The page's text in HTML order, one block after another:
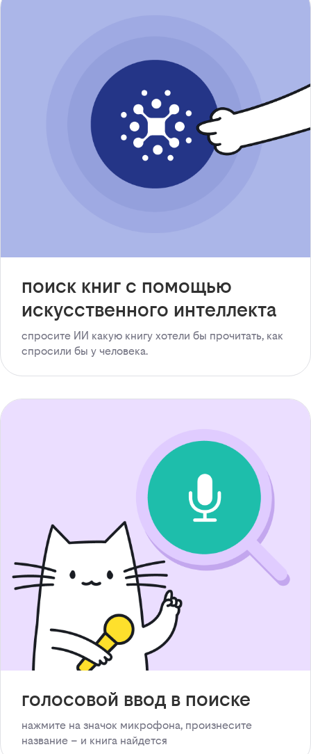
поиск книг с помощью
искусственного интеллекта
спросите ИИ какую книгу хотели бы прочитать, как
спросили бы у человека.
голосовой ввод в поиске
нажмите на значок микрофона, произнесите
название – и книга найдется